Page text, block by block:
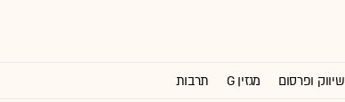
שיווק ופרסום מגזין G תרבות